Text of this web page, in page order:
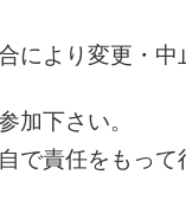
により変更・中
加下さい。
で責任をもって